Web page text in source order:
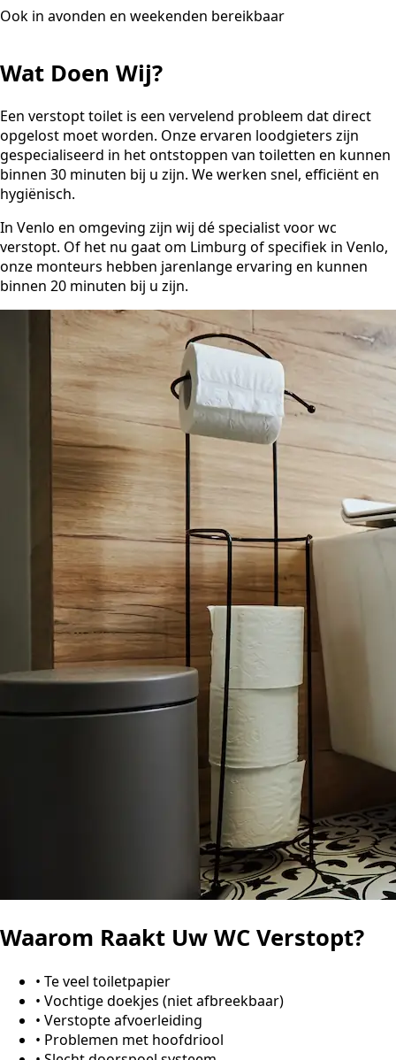
Ook in avonden en weekenden bereikbaar
Wat Doen Wij?
Een verstopt toilet is een vervelend probleem dat direct
opgelost moet worden. Onze ervaren loodgieters zijn
gespecialiseerd in het ontstoppen van toiletten en kunnen
binnen 30 minuten bij u zijn. We werken snel, efficiënt en
hygiënisch.
In Venlo en omgeving zijn wij dé specialist voor wc
verstopt. Of het nu gaat om Limburg of specifiek in Venlo,
onze monteurs hebben jarenlange ervaring en kunnen
binnen 20 minuten bij u zijn.
Waarom Raakt Uw WC Verstopt?
• Te veel toiletpapier
• Vochtige doekjes (niet afbreekbaar)
• Verstopte afvoerleiding
• Problemen met hoofdriool